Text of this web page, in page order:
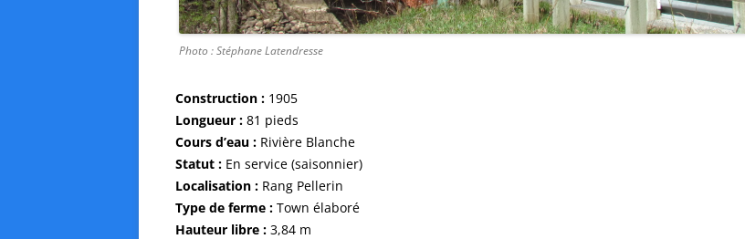
Photo : Stéphane Latendresse
Construction : 1905
Longueur : 81 pieds
Cours d’eau : Rivière Blanche
Statut : En service (saisonnier)
Localisation : Rang Pellerin
Type de ferme : Town élaboré
Hauteur libre : 3,84 m